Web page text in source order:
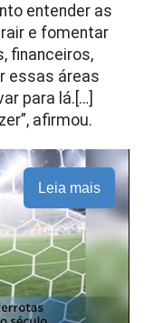
entender as
e fomentar
financeiros,
essas áreas
para lá.[…]
afirmou.
Leia mais